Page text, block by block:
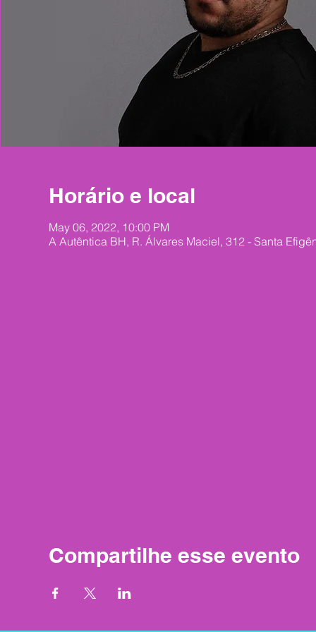
Horário e local
May 06, 2022, 10:00 PM
A Autêntica BH, R. Álvares Maciel, 312 - Santa
Compartilhe esse evento